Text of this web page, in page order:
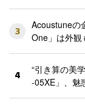
3
Acoustuneの
One」は外観
4
“引き算の美
-05XE」、魅